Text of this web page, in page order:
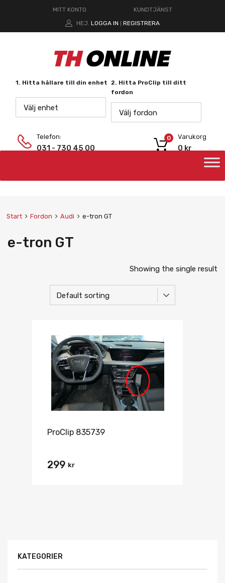
MITT KONTO
KUNDTJÄNST
HEJ. LOGGA IN REGISTRERA
1. Hitta hållare till din enhet
Välj enhet
2. Hitta ProClip till ditt
fordon
Välj fordon
Telefon:
031 - 730 45 00
Varukorg
0 kr
0
Start Fordon Audi e-tron GT
e-tron GT
Showing the single result
ProClip 835739
299 kr
KATEGORIER